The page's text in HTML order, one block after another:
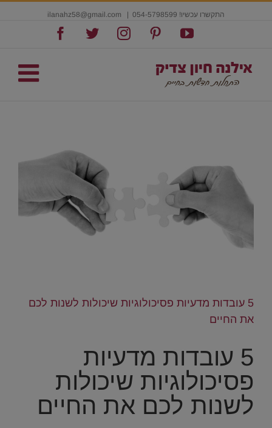
התקשרו עכשיו! 054-5798599
YouTube
Pinterest
Instagram
Twitter
5 עובדות מדעיות פסיכולוגיות שיכולות לשנות לכם
את החיים
5 עובדות מדעיות
פסיכולוגיות שיכולות
לשנות לכם את החיים